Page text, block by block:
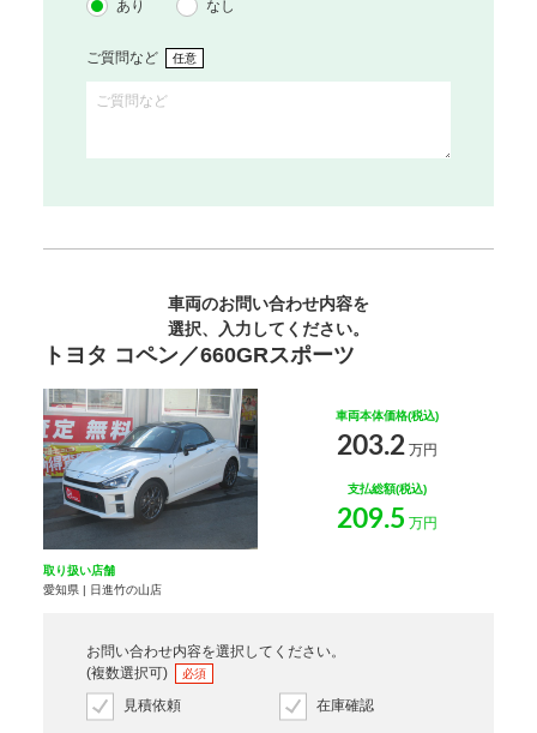
あり なし
ご質問など 任意
車両のお問い合わせ内容を
選択、入力してください。
トヨタ コペン／660GRスポーツ
車両本体価格(税込)
203.2万円
支払総額(税込)
209.5 万円
取り扱い店舗
愛知県 | 日進竹の山店
お問い合わせ内容を選択してください。
(複数選択可)
必須
見積依頼 在庫確認